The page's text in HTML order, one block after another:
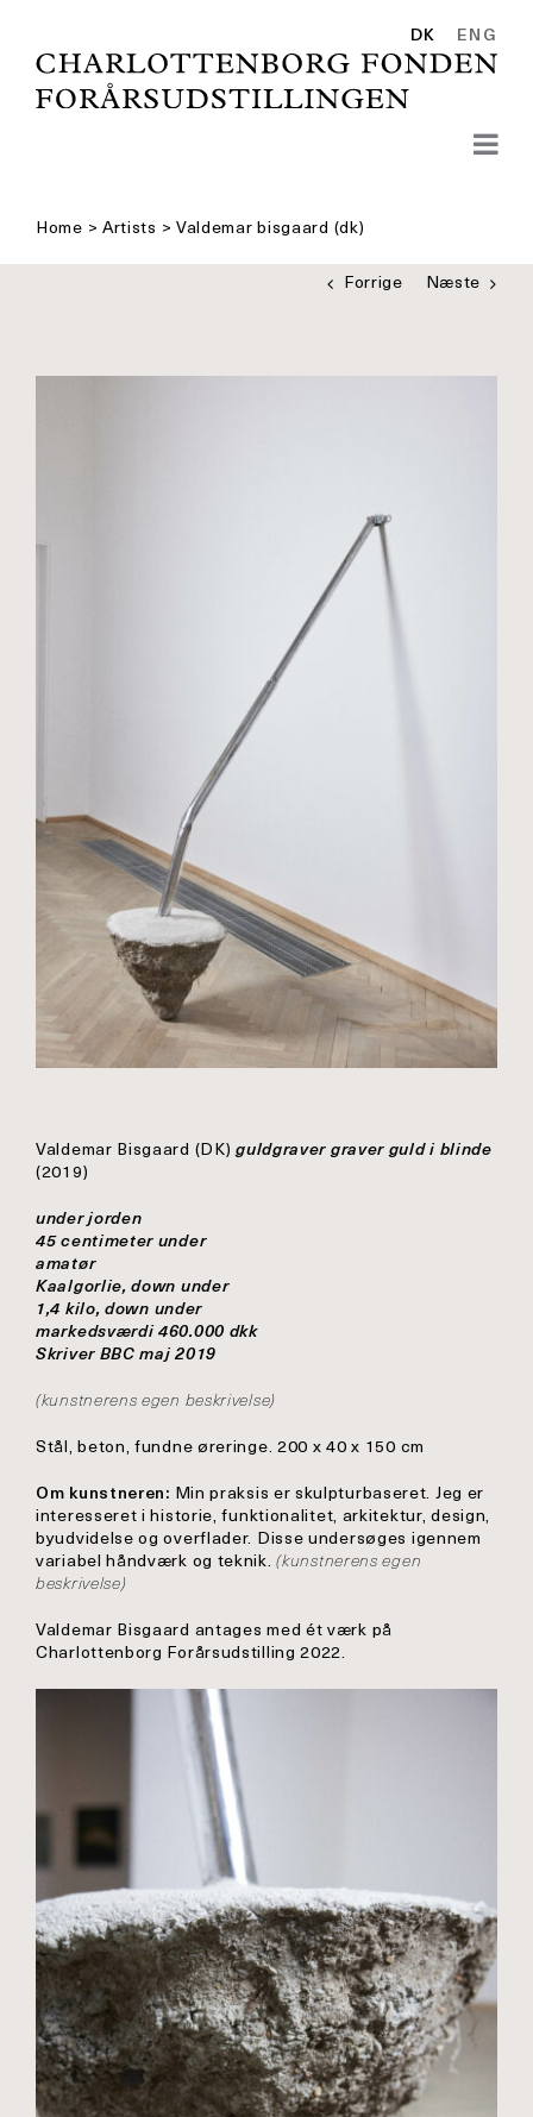
content
DK ENG
Home > Artists > Valdemar bisgaard (dk)
Forrige Næste
Valdemar Bisgaard (DK)guldgraver graver guld i blinde
(2019)
under jorden
45 centimeter under
amatør
Kaalgorlie, down under
1,4 kilo, down under
markedsværdi 460.000 dkk
Skriver BBC maj 2019
(kunstnerens egen beskrivelse)
Stål, beton, fundne øreringe. 200 x 40 x 150 cm
Om kunstneren: Min praksis er skulpturbaseret. Jeg er
interesseret i historie, funktionalitet, arkitektur, design,
byudvidelse og overflader. Disse undersøges igennem
variabel håndværk og teknik. (kunstnerens egen
beskrivelse)
Valdemar Bisgaard antages med ét værk på
Charlottenborg Forårsudstilling 2022.